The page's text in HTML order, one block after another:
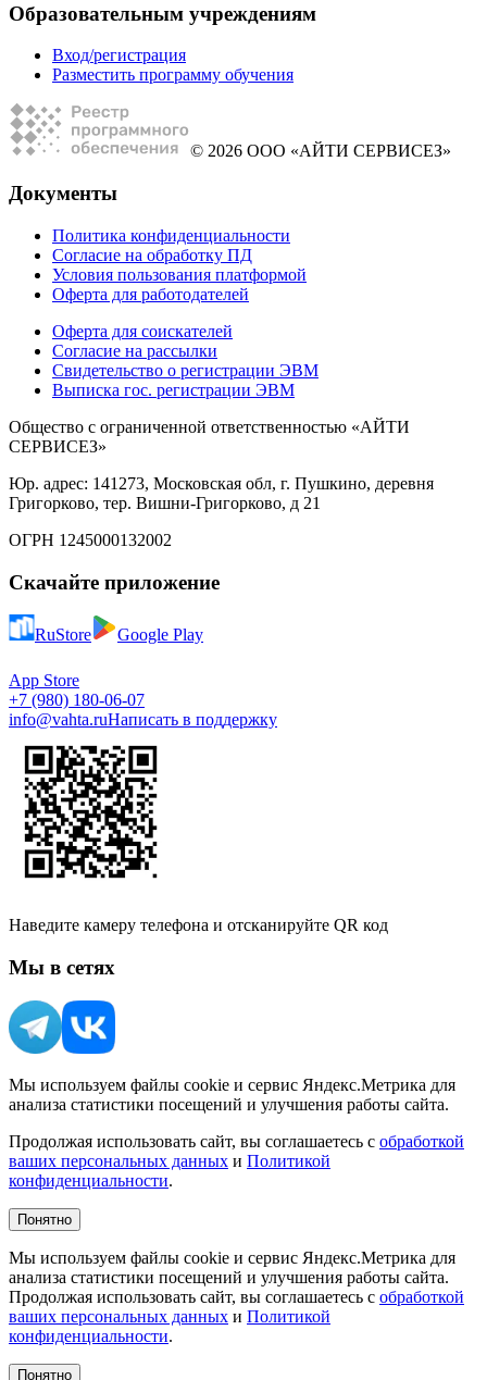
Образовательным учреждениям
Вход/регистрация
Разместить программу обучения
© 2026 ООО «АЙТИ СЕРВИСЕЗ»
Документы
Политика конфиденциальности
Согласие на обработку ПД
Условия пользования платформой
Оферта для работодателей
Оферта для соискателей
Согласие на рассылки
Свидетельство о регистрации ЭВМ
Выписка гос. регистрации ЭВМ
Общество с ограниченной ответственностью «АЙТИ
СЕРВИСЕЗ»
Юр. адрес: 141273, Московская обл, г. Пушкино, деревня
Григорково, тер. Вишни-Григорково, д 21
ОГРН 1245000132002
Скачайте приложение
RuStore Google Play
App Store
+7 (980) 180-06-07
info@vahta.ruНаписать в поддержку
Наведите камеру телефона и отсканируйте QR код
Мы в сетях
Мы используем файлы cookie и сервис Яндекс.Метрика для
анализа статистики посещений и улучшения работы сайта.
Продолжая использовать сайт, вы соглашаетесь с обработкой
ваших персональных данных и Политикой
конфиденциальности.
Понятно
Мы используем файлы cookie и сервис Яндекс.Метрика для
анализа статистики посещений и улучшения работы сайта.
Продолжая использовать сайт, вы соглашаетесь с обработкой
ваших персональных данных и Политикой
конфиденциальности.
Понятно